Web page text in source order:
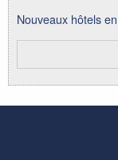
Nouveaux hôtels